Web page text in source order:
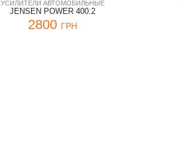
УСИЛИТЕЛИ АВТОМОБИЛЬНЫЕ
JENSEN POWER 400.2
2800 ГРН